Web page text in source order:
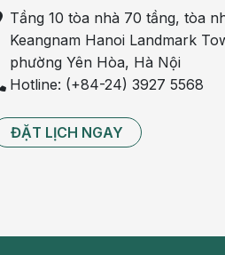
lý đường hô hấp cấp tính do
chỉ là ho khan, ngứa
Các cơn ho có thể kéo dài
có thể dẫn đến các biến
chủ yếu bị nhiễm bệnh ho
Tầng 10 tòa nhà 70 tầng, tòa
Keangnam Hanoi Landmark
phường Yên Hòa, Hà Nội
Hotline: (+84-24) 3927 5568
ĐẶT LỊCH NGAY